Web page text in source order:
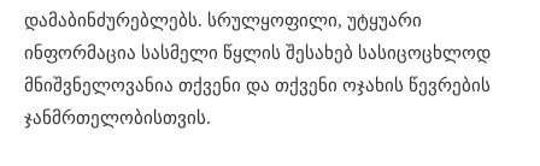
დამაბინძურებლებს. სრულყოფილი, უტყუარი
ინფორმაცია სასმელი წყლის შესახებ სასიცოცხლოდ
მნიშვნელოვანია თქვენი და თქვენი ოჯახის წევრების
ჯანმრთელობისთვის.